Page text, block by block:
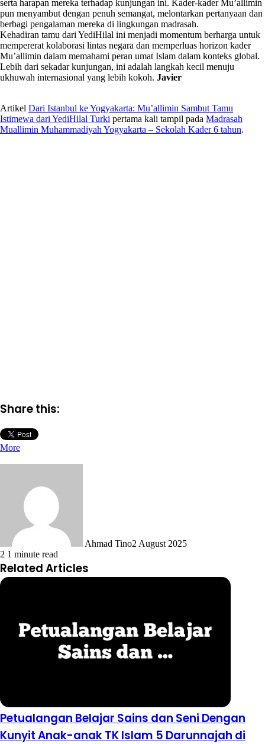
serta harapan mereka terhadap kunjungan ini. Kader-kader Mu’allimin
pun menyambut dengan penuh semangat, melontarkan pertanyaan dan
berbagi pengalaman mereka di lingkungan madrasah.
Kehadiran tamu dari YediHilal ini menjadi momentum berharga untuk
mempererat kolaborasi lintas negara dan memperluas horizon kader
Mu’allimin dalam memahami peran umat Islam dalam konteks global.
Lebih dari sekadar kunjungan, ini adalah langkah kecil menuju
ukhuwah internasional yang lebih kokoh. Javier
Artikel Dari Istanbul ke Yogyakarta: Mu’allimin Sambut Tamu
Istimewa dari YediHilal Turki pertama kali tampil pada Madrasah
Muallimin Muhammadiyah Yogyakarta – Sekolah Kader 6 tahun.
Share this:
More
Ahmad Tino2 August 2025
2 1 minute read
Related Articles
Petualangan Belajar Sains dan Seni Dengan
Kunyit Anak-anak TK Islam 5 Darunnajah di